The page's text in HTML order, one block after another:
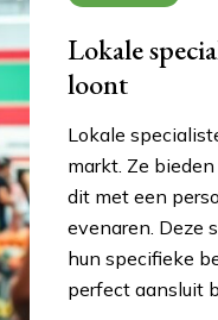
Lokale
loont
Lokale
markt. Ze
dit met een
evenaren. Deze
hun specifieke
perfect aansluit